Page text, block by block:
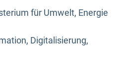
für Umwelt, Energie
Digitalisierung,